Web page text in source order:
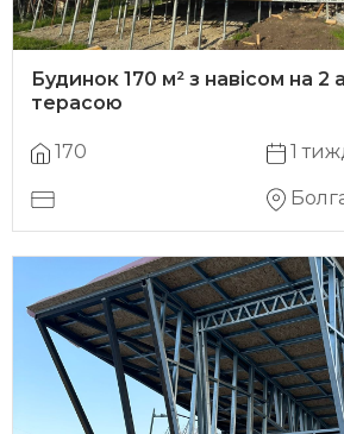
Будинок 170 м² з навісом на 2
терасою
170 1